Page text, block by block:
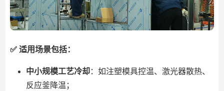
✅ 适用场景包括：
中小规模工艺冷却：如注塑模具控温、激光器散热、
反应釜降温；